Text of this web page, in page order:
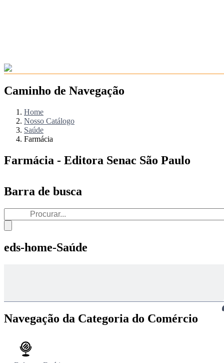
Caminho de Navegação
Home
Nosso Catálogo
Saúde
Farmácia
Farmácia - Editora Senac São Paulo
Barra de busca
eds-home-Saúde
Navegação da Categoria do Comércio